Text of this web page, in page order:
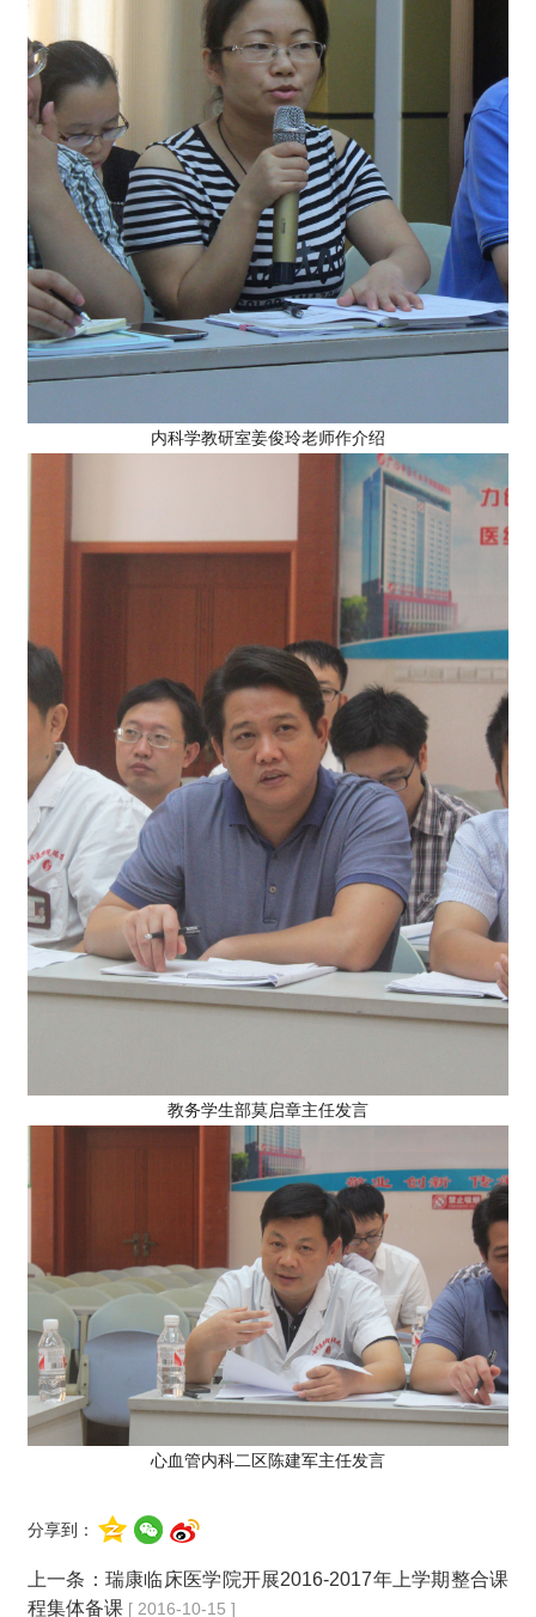
内科学教研室姜俊玲老师作介绍
教务学生部莫启章主任发言
心血管内科二区陈建军主任发言
分享到：
上一条： 瑞康临床医学院开展2016-2017年上学期整合课
程集体备课 [ 2016-10-15 ]